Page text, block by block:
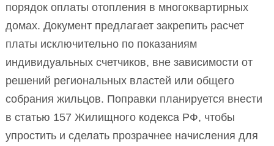
порядок оплаты отопления в многоквартирных
домах. Документ предлагает закрепить расчет
платы исключительно по показаниям
индивидуальных счетчиков, вне зависимости от
решений региональных властей или общего
собрания жильцов. Поправки планируется внести
в статью 157 Жилищного кодекса РФ, чтобы
упростить и сделать прозрачнее начисления для